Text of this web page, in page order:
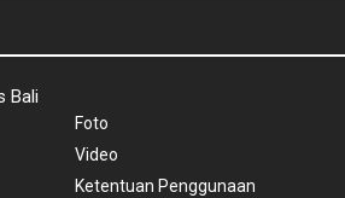
Bali
Foto
Video
Ketentuan Penggunaan